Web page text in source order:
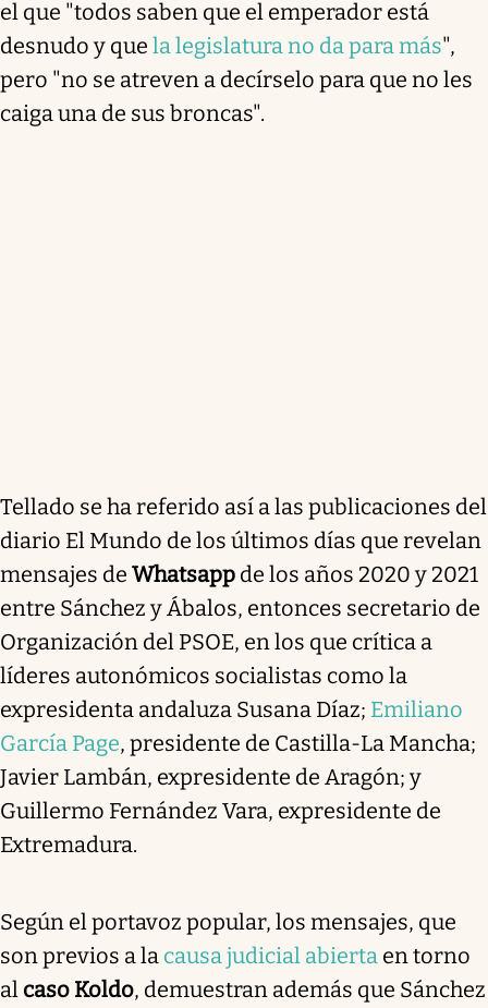
el que "todos saben que el emperador está
desnudo y que la legislatura no da para más",
pero "no se atreven a decírselo para que no les
caiga una de sus broncas".
Tellado se ha referido así a las publicaciones del
diario El Mundo de los últimos días que revelan
mensajes de Whatsapp de los años 2020 y 2021
entre Sánchez y Ábalos, entonces secretario de
Organización del PSOE, en los que crítica a
líderes autonómicos socialistas como la
expresidenta andaluza Susana Díaz; Emiliano
García Page, presidente de Castilla-La Mancha;
Javier Lambán, expresidente de Aragón; y
Guillermo Fernández Vara, expresidente de
Extremadura.
Según el portavoz popular, los mensajes, que
son previos a la causa judicial abierta en torno
al caso Koldo, demuestran además que Sánchez